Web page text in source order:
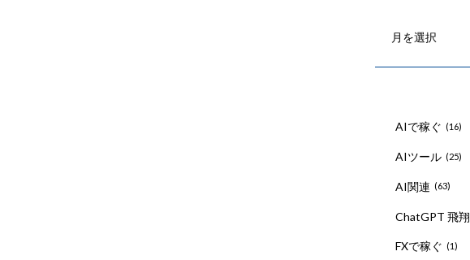
AIで稼ぐ (16)
AIツール (25)
AI関連 (63)
ChatGPT 飛翔
FXで稼ぐ (1)